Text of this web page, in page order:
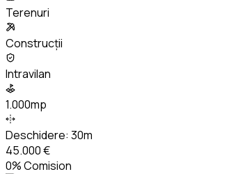
Terenuri
Construcții
Intravilan
1.000mp
Deschidere: 30m
45.000 €
0% Comision